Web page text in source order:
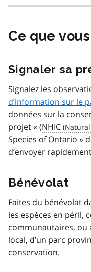
Ce que
Signaler sa
Signalez les
d’information sur le
données sur la
projet « (NHIC
Species of Ontario »
d’envoyer
Bénévolat
Faites du bénévolat
les espèces en péril,
communautaires, ou
local, d’un parc
conservation.